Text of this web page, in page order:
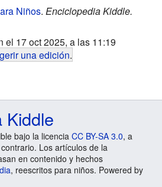
Niños. Enciclopedia Kiddle.
el 17 oct 2025, a las 11:19
una edición.
Kiddle
bajo la licencia CC BY-SA 3.0, a
Los artículos de la
en contenido y hechos
, reescritos para niños. Powered by